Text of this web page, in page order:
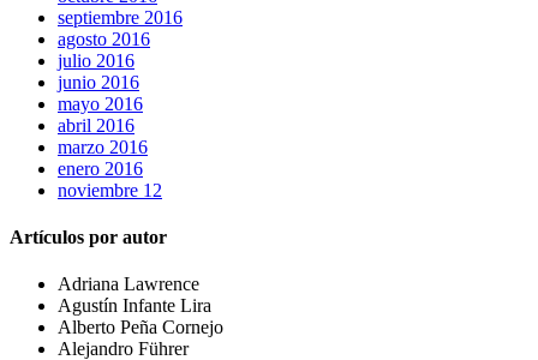
septiembre 2016
agosto 2016
julio 2016
junio 2016
mayo 2016
abril 2016
marzo 2016
enero 2016
noviembre 12
Artículos por autor
Adriana Lawrence
Agustín Infante Lira
Alberto Peña Cornejo
Alejandro Führer